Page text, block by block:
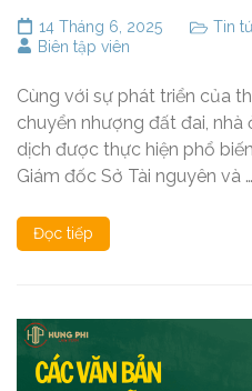
14 Tháng 6, 2025
Tin
Biên tập viên
Cùng với sự phát triển của
chuyển nhượng đất đai,
dịch được thực hiện phổ
Giám đốc Sở Tài nguyên và …
Đọc tiếp